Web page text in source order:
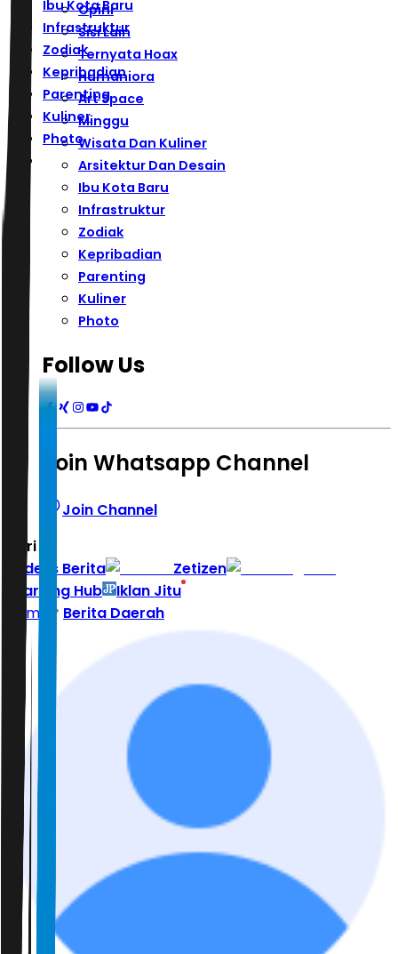
Ibu Kota Baru
Infrastruktur
Zodiak
Kepribadian
Parenting
Kuliner
Photo
Opini
Sisi Lain
Ternyata Hoax
Humaniora
Art Space
Minggu
Wisata Dan Kuliner
Arsitektur Dan Desain
Ibu Kota Baru
Infrastruktur
Zodiak
Kepribadian
Parenting
Kuliner
Photo
Follow Us
Join Whatsapp Channel
Join Channel
Hari ini
Indeks Berita
Zetizen
Learning Hub
Iklan Jitu
Home
Berita Daerah